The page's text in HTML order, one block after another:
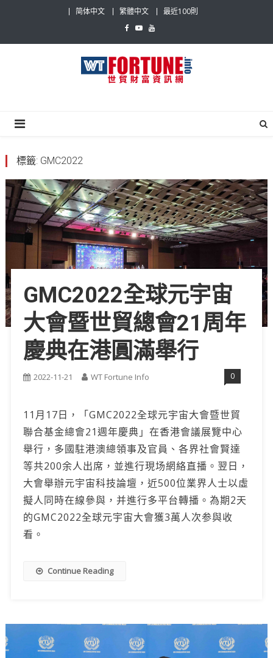
简体中文 繁體中文 最近100則
標籤: GMC2022
GMC2022全球元宇宙
大會暨世貿總會21周年
慶典在港圓滿舉行
2022-11-21 WT Fortune Info 0
11月17日，「GMC2022全球元宇宙大會暨世貿
聯合基金總會21週年慶典」在香港會議展覽中心
舉行，多國駐港澳總領事及官員、各界社會賢達
等共200余人出席，並進行現场網絡直播。翌日，
大會舉辦元宇宙科技論壇，近500位業界人士以虛
擬人同時在線參與，并進行多平台轉播。為期2天
的GMC2022全球元宇宙大會獲3萬人次参與收
看。
Continue Reading